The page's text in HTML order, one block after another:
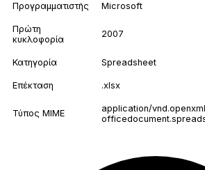
Προγραμματιστής Microsoft
Πρώτη
κυκλοφορία
2007
Κατηγορία Spreadsheet
Επέκταση .xlsx
Τύπος MIME
application/